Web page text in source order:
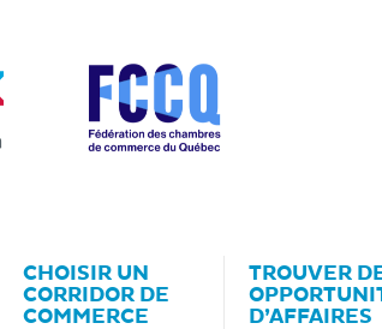
CHOISIR UN
CORRIDOR DE
COMMERCE
TROUVER
D’AFFAIRES